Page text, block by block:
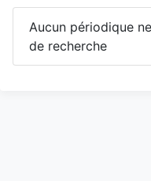
Aucun périodique
de recherche